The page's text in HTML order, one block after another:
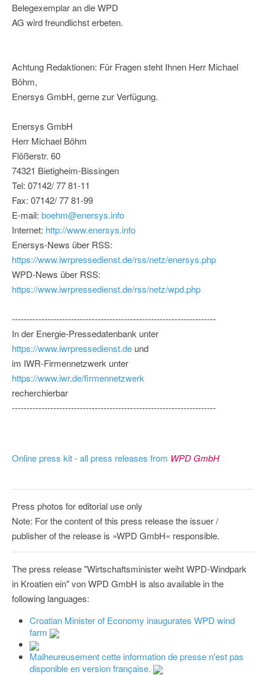
Belegexemplar an die WPD
AG wird freundlichst erbeten.
Achtung Redaktionen: Für Fragen steht Ihnen Herr Michael
Böhm,
Enersys GmbH, gerne zur Verfügung.
Enersys GmbH
Herr Michael Böhm
Flößerstr. 60
74321 Bietigheim-Bissingen
Tel: 07142/ 77 81-11
Fax: 07142/ 77 81-99
E-mail: boehm@enersys.info
Internet: http://www.enersys.info
Enersys-News über RSS:
https://www.iwrpressedienst.de/rss/netz/enersys.php
WPD-News über RSS:
https://www.iwrpressedienst.de/rss/netz/wpd.php
---------------------------------------------------------------------
In der Energie-Pressedatenbank unter
https://www.iwrpressedienst.de und
im IWR-Firmennetzwerk unter
https://www.iwr.de/firmennetzwerk
recherchierbar
---------------------------------------------------------------------
Online press kit - all press releases from WPD GmbH
Press photos for editorial use only
Note: For the content of this press release the issuer /
publisher of the release is »WPD GmbH« responsible.
The press release "Wirtschaftsminister weiht WPD-Windpark
in Kroatien ein" von WPD GmbH is also available in the
following languages:
Croatian Minister of Economy inaugurates WPD wind
farm
Malheureusement cette information de presse n'est pas
disponible en version française.